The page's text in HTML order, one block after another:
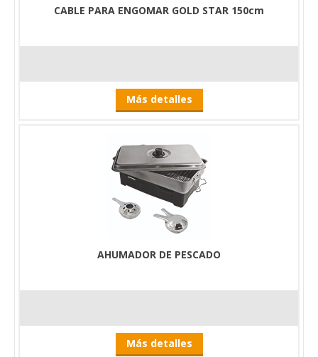
CABLE PARA ENGOMAR GOLD STAR 150cm
Más detalles
AHUMADOR DE PESCADO
Más detalles